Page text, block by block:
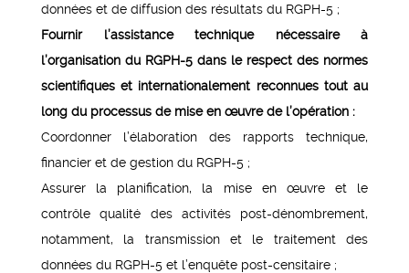
données et de diffusion des résultats du RGPH-5 ;
Fournir l’assistance technique nécessaire à
l’organisation du RGPH-5 dans le respect des normes
scientifiques et internationalement reconnues tout au
long du processus de mise en œuvre de l’opération :
Coordonner l’élaboration des rapports technique,
financier et de gestion du RGPH-5 ;
Assurer la planification, la mise en œuvre et le
contrôle qualité des activités post-dénombrement,
notamment, la transmission et le traitement des
données du RGPH-5 et l’enquête post-censitaire ;